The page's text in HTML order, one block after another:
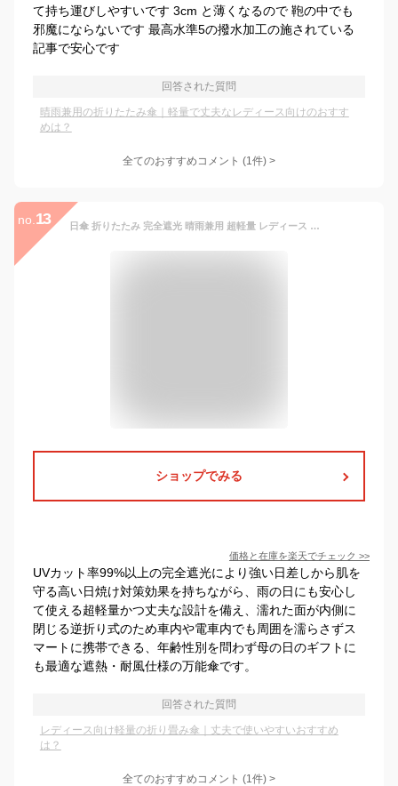
て持ち運びしやすいです 3cm と薄くなるので 鞄の中でも
邪魔にならないです 最高水準5の撥水加工の施されている
記事で安心です
回答された質問
晴雨兼用の折りたたみ傘｜軽量で丈夫なレディース向けのおすす
めは？
全てのおすすめコメント (1件) >
no. 13 日傘 折りたたみ 完全遮光 晴雨兼用 超軽量 レディース メンズ 大人 子供 晴雨傘 uvカット 99% 傘 かさ おりたたみ傘 おしゃれ 丈夫 逆折り式 折り畳み傘 紫外線対策 日焼け対策 母の日 ギフト 軽い 涼しい
ショップでみる
価格と在庫を楽天でチェック >>
UVカット率99%以上の完全遮光により強い日差しから肌を
守る高い日焼け対策効果を持ちながら、雨の日にも安心し
て使える超軽量かつ丈夫な設計を備え、濡れた面が内側に
閉じる逆折り式のため車内や電車内でも周囲を濡らさずス
マートに携帯できる、年齢性別を問わず母の日のギフトに
も最適な遮熱・耐風仕様の万能傘です。
回答された質問
レディース向け軽量の折り畳み傘｜丈夫で使いやすいおすすめ
は？
全てのおすすめコメント (1件) >